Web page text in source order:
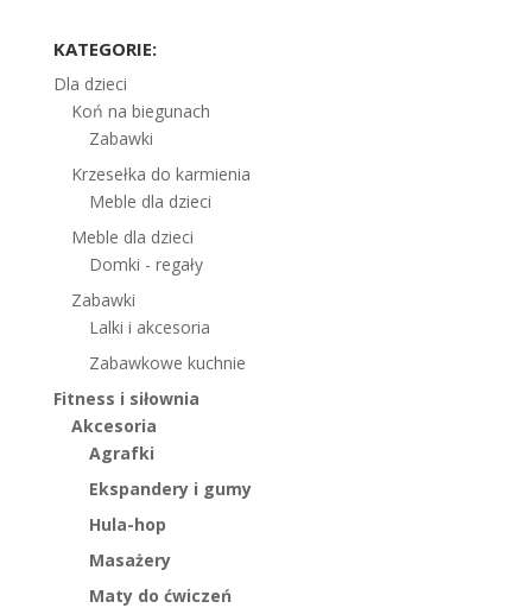
KATEGORIE:
Dla dzieci
Koń na biegunach
Zabawki
Krzesełka do karmienia
Meble dla dzieci
Meble dla dzieci
Domki - regały
Zabawki
Lalki i akcesoria
Zabawkowe kuchnie
Fitness i siłownia
Akcesoria
Agrafki
Ekspandery i gumy
Hula-hop
Masażery
Maty do ćwiczeń